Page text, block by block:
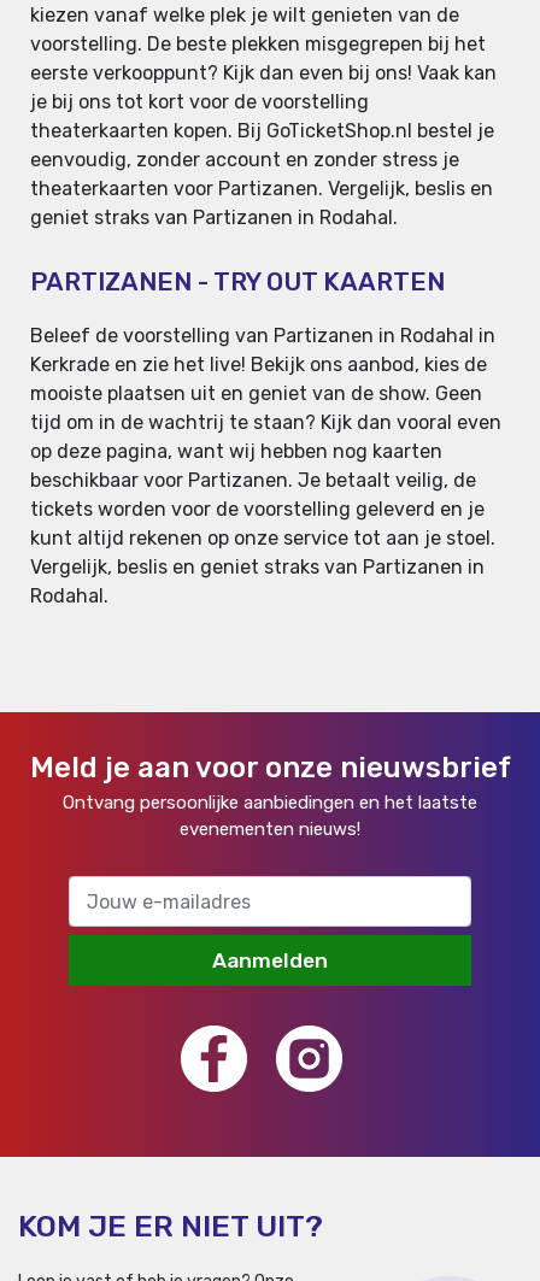
kiezen vanaf welke plek je wilt genieten van de
voorstelling. De beste plekken misgegrepen bij het
eerste verkooppunt? Kijk dan even bij ons! Vaak kan
je bij ons tot kort voor de voorstelling
theaterkaarten kopen. Bij GoTicketShop.nl bestel je
eenvoudig, zonder account en zonder stress je
theaterkaarten voor Partizanen. Vergelijk, beslis en
geniet straks van Partizanen in Rodahal.
PARTIZANEN - TRY OUT KAARTEN
Beleef de voorstelling van Partizanen in Rodahal in
Kerkrade en zie het live! Bekijk ons aanbod, kies de
mooiste plaatsen uit en geniet van de show. Geen
tijd om in de wachtrij te staan? Kijk dan vooral even
op deze pagina, want wij hebben nog kaarten
beschikbaar voor Partizanen. Je betaalt veilig, de
tickets worden voor de voorstelling geleverd en je
kunt altijd rekenen op onze service tot aan je stoel.
Vergelijk, beslis en geniet straks van Partizanen in
Rodahal.
Meld je aan voor onze nieuwsbrief
Ontvang persoonlijke aanbiedingen en het laatste
evenementen nieuws!
Aanmelden
KOM JE ER NIET UIT?